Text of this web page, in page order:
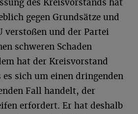
des Kreisvorstands hat
gegen Grundsätze und
verstoßen und der Partei
schweren Schaden
hat der Kreisvorstand
sich um einen dringenden
Fall handelt, der
erfordert. Er hat deshalb